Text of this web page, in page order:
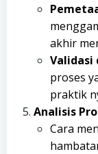
akhir
Validasi
proses
praktik
Analisis
Cara